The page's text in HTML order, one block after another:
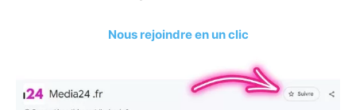
Nous rejoindre en un clic